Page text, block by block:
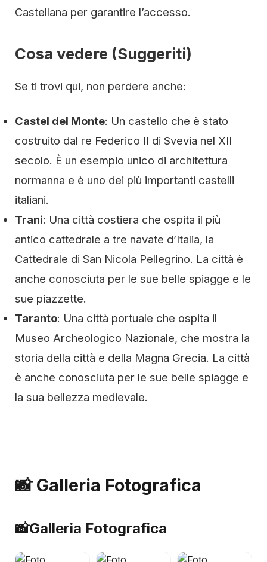
Castellana per garantire l’accesso.
Cosa vedere (Suggeriti)
Se ti trovi qui, non perdere anche:
Castel del Monte: Un castello che è stato
costruito dal re Federico II di Svevia nel XII
secolo. È un esempio unico di architettura
normanna e è uno dei più importanti castelli
italiani.
Trani: Una città costiera che ospita il più
antico cattedrale a tre navate d’Italia, la
Cattedrale di San Nicola Pellegrino. La città è
anche conosciuta per le sue belle spiagge e le
sue piazzette.
Taranto: Una città portuale che ospita il
Museo Archeologico Nazionale, che mostra la
storia della città e della Magna Grecia. La città
è anche conosciuta per le sue belle spiagge e
la sua bellezza medievale.
📸 Galleria Fotografica
📸Galleria Fotografica